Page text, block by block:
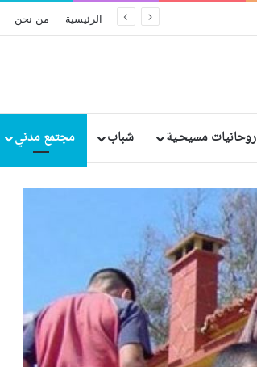
الرئيسية من نحن
روحانيات مسيحـية شباب مجتمع مدني